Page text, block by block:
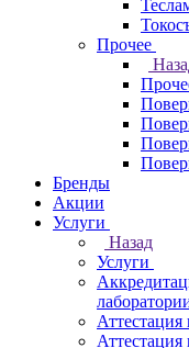
Прочее
Бренды
Акции
Услуги
Назад
Услуги
Аттестация